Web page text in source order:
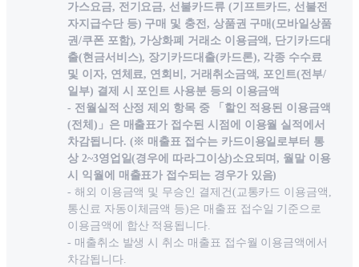
가스요금, 전기요금, 선불카드류 (기프트카드, 선불전
자지급수단 등) 구매 및 충전, 상품권 구매(모바일상품
권/쿠폰 포함), 가상화폐 거래소 이용금액, 단기카드대
출(현금서비스), 장기카드대출(카드론), 각종 수수료
및 이자, 연체료, 연회비, 거래취소금액, 포인트(전부/
일부) 결제 시 포인트 사용분 등의 이용금액
- 전월실적 산정 제외 항목 중 「할인 적용된 이용금액
(전체)」은 매출표가 접수된 시점에 이용월 실적에서
차감됩니다. (※ 매출표 접수는 카드이용일로부터 통
상 2~3영업일(경우에 따라그이상)소요되며, 월말 이용
시 익월에 매출표가 접수되는 경우가 있음)
- 해외 이용금액 및 무승인 결제건(교통카드 이용금액,
통신료 자동이체금액 등)은 매출표 접수일 기준으로
이용금액에 합산 적용됩니다.
- 매출취소 발생 시 취소 매출표 접수월 이용금액에서
차감됩니다.